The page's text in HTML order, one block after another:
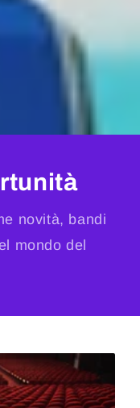
novità, bandi
mondo del